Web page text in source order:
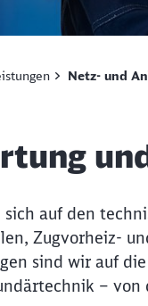
Netz- und
auf den
Zugvorheiz-
sind wir auf
–